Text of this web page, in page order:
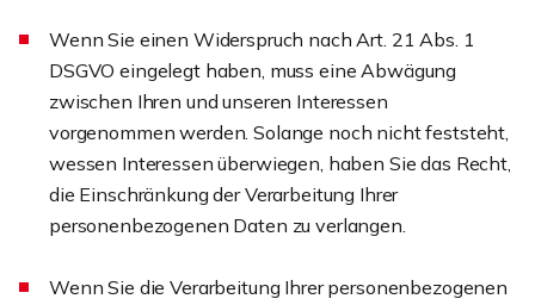
Wenn Sie einen Widerspruch nach Art. 21 Abs. 1
DSGVO eingelegt haben, muss eine Abwägung
zwischen Ihren und unseren Interessen
vorgenommen werden. Solange noch nicht feststeht,
wessen Interessen überwiegen, haben Sie das Recht,
die Einschränkung der Verarbeitung Ihrer
personenbezogenen Daten zu verlangen.
Wenn Sie die Verarbeitung Ihrer personenbezogenen